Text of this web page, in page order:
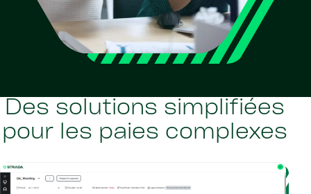
Des solutions simplifiées
pour les paies complexes